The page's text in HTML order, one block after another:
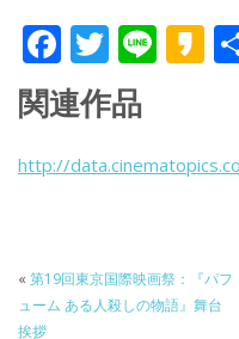
F
ac
e
b
k
T
w
itt
er
Li K
a
関連作品
http://
« 第19回東京国際映画祭：『パフ
ューム ある人殺しの物語』舞台
挨拶